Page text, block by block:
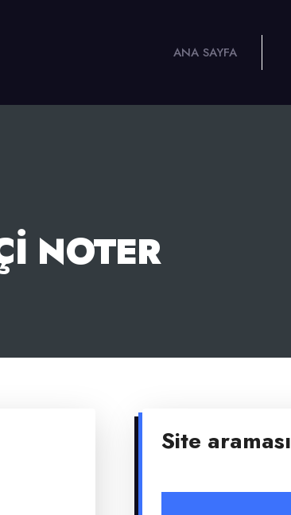
ANA SAYFA
NOTER
Site araması